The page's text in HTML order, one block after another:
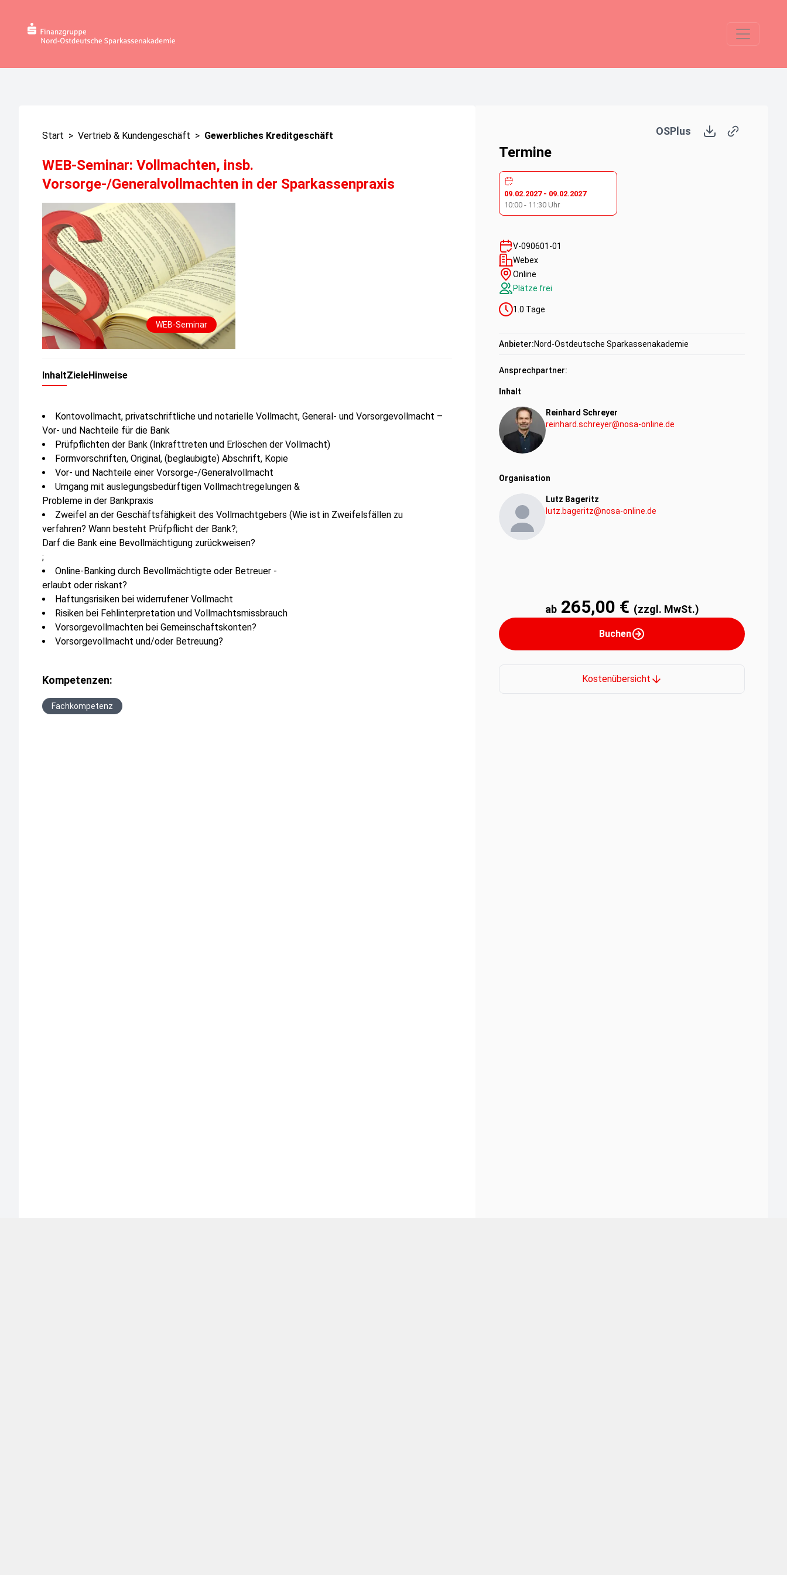
Start > Vertrieb & Kundengeschäft > Gewerbliches Kreditgeschäft
WEB-Seminar: Vollmachten, insb.
Vorsorge-/Generalvollmachten in der Sparkassenpraxis
WEB-Seminar
InhaltZieleHinweise
Kontovollmacht, privatschriftliche und notarielle Vollmacht, General- und Vorsorgevollmacht –
Vor- und Nachteile für die Bank
Prüfpflichten der Bank (Inkrafttreten und Erlöschen der Vollmacht)
Formvorschriften, Original, (beglaubigte) Abschrift, Kopie
Vor- und Nachteile einer Vorsorge-/Generalvollmacht
Umgang mit auslegungsbedürftigen Vollmachtregelungen &
Probleme in der Bankpraxis
Zweifel an der Geschäftsfähigkeit des Vollmachtgebers (Wie ist in Zweifelsfällen zu
verfahren? Wann besteht Prüfpflicht der Bank?;
Darf die Bank eine Bevollmächtigung zurückweisen?
;
Online-Banking durch Bevollmächtigte oder Betreuer -
erlaubt oder riskant?
Haftungsrisiken bei widerrufener Vollmacht
Risiken bei Fehlinterpretation und Vollmachtsmissbrauch
Vorsorgevollmachten bei Gemeinschaftskonten?
Vorsorgevollmacht und/oder Betreuung?
Kompetenzen:
Fachkompetenz
OSPlus
Termine
09.02.2027- 09.02.2027
10:00 - 11:30 Uhr
V-090601-01
Webex
Online
Plätze frei
1.0 Tage
Anbieter:Nord-Ostdeutsche Sparkassenakademie
Ansprechpartner:
Inhalt
Reinhard Schreyer
reinhard.schreyer@nosa-online.de
Organisation
Lutz Bageritz
lutz.bageritz@nosa-online.de
ab 265,00 € (zzgl. MwSt.)
Buchen
Kostenübersicht